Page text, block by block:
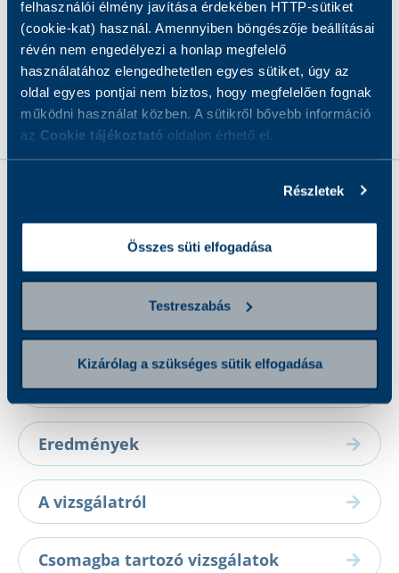
felhasználói élmény javítása érdekében HTTP-sütiket
(cookie-kat) használ. Amennyiben böngészője beállításai
révén nem engedélyezi a honlap megfelelő
használatához elengedhetetlen egyes sütiket, úgy az
oldal egyes pontjai nem biztos, hogy megfelelően fognak
működni használat közben. A sütikről bővebb információ
az Cookie tájékoztató oldalon érhető el.
Részletek
Összes süti elfogadása
Testreszabás
Kizárólag a szükséges sütik elfogadása
Mintavétel díját tartalmazza
• Mit vizsgálunk?
Gyakori tünetek
Hogyan készüljön a vizsgálatra?
Eredmények
A vizsgálatról
Csomagba tartozó vizsgálatok